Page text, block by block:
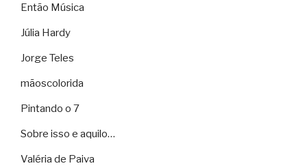
Então Música
Júlia Hardy
Jorge Teles
mãoscolorida
Pintando o 7
Sobre isso e aquilo…
Valéria de Paiva